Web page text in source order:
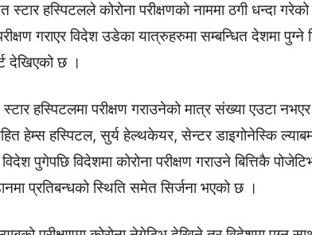
हस्पिटलले कोरोना परीक्षणको नाममा ठगी धन्दा
गराएर विदेश उडेका यात्रुहरुमा सम्बन्धित देशमा पुग्ने
देखिएको छ ।
हस्पिटलमा परीक्षण गराउनेको मात्र संख्या एउटा
हेम्स हस्पिटल, सुर्य हेल्थकेयर, सेन्टर डाइगोनेस्कि ल्याबमा
पुगेपछि विदेशमा कोरोना परीक्षण गराउने बित्तिकै
प्रतिबन्धको स्थिति समेत सिर्जना भएको छ ।